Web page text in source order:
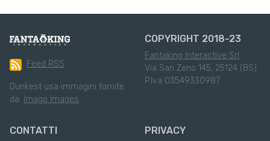
Feed RSS
Dunkest usa immagini fornite
da: Imago Images
COPYRIGHT 2018-23
Fantaking Interactive Srl
Via San Zeno 145, 25124 (BS)
P.Iva 03549330987
CONTATTI PRIVACY